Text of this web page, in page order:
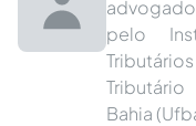
pelo
Bahia